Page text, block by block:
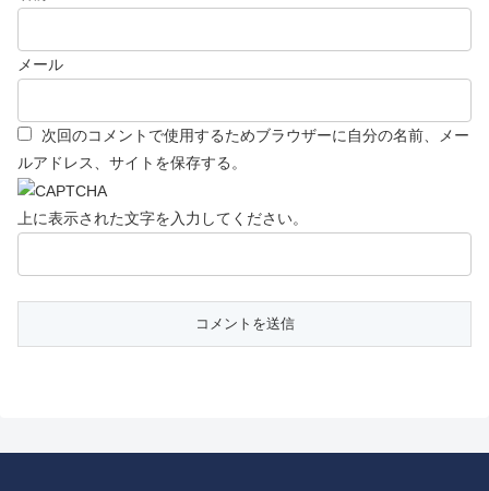
メール
次回のコメントで使用するためブラウザーに自分の名前、メー
ルアドレス、サイトを保存する。
上に表示された文字を入力してください。